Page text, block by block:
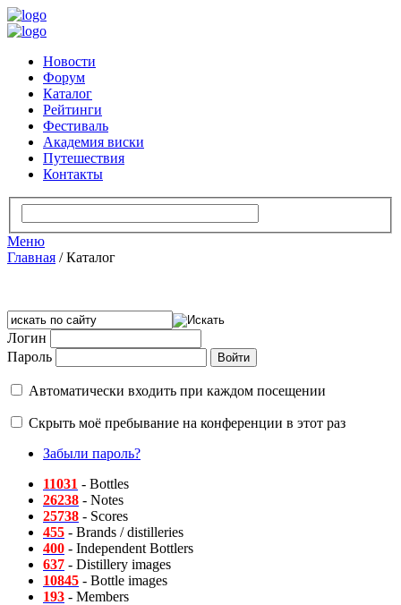
Новости
Форум
Каталог
Рейтинги
Фестиваль
Академия виски
Путешествия
Контакты
Меню
Главная /Каталог
Логин
Пароль
Автоматически входить при каждом посещении
Скрыть моё пребывание на конференции в этот раз
Забыли пароль?
11031 - Bottles
26238 - Notes
25738 - Scores
455 - Brands / distilleries
400 - Independent Bottlers
637 - Distillery images
10845 - Bottle images
193 - Members